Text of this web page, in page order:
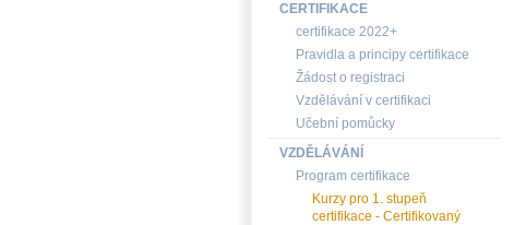
CERTIFIKACE
certifikace 2022+
Pravidla a principy certifikace
Žádost o registraci
Vzdělávání v certifikaci
Učební pomůcky
VZDĚLÁVÁNÍ
Program certifikace
Kurzy pro 1. stupeň
certifikace - Certifikovaný